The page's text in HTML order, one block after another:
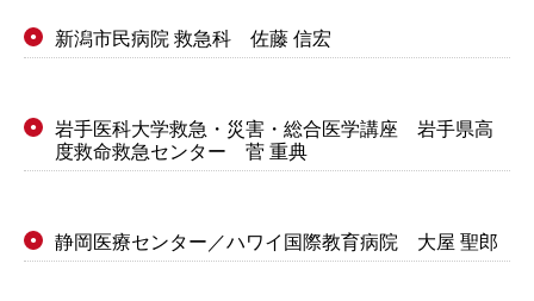
● 新潟市民病院 救急科 佐藤 信宏
●
岩手医科大学救急・災害・総合医学講座 岩手県高
度救命救急センター 菅 重典
● 静岡医療センター／ハワイ国際教育病院 大屋 聖郎